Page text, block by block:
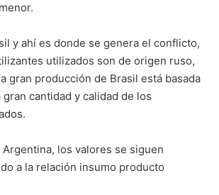
y ahí es donde se genera el conflicto,
utilizados son de origen ruso,
gran producción de Brasil está basada
cantidad y calidad de los
los valores se siguen
a la relación insumo producto